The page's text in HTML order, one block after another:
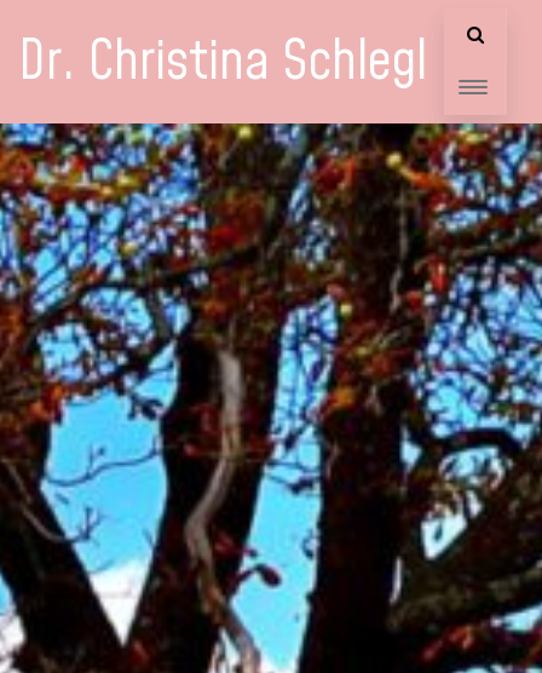
Dr. Christina Schlegl